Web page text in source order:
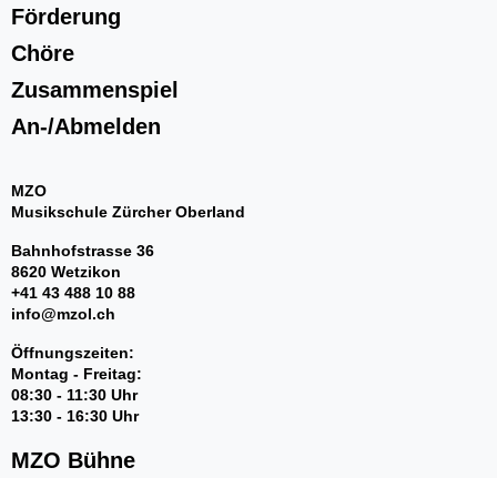
Orte
Mietinstrumente
Beratung
Schultarife
Ortsvertretungen
Info-Tag / Schnuppern
Mietinstrumente
Musikproduktion
Tandem
Förderung
Begabtenförderung
Musiktheorie - Musik verstehen und kreieren
Wettbewerbe
Musikphysiologie
Förderung
Chöre
Zusammenspiel
An-/Abmelden
MZO
Musikschule Zürcher Oberland
Bahnhofstrasse 36
8620 Wetzikon
+41 43 488 10 88
info@mzol.ch
Öffnungszeiten:
Montag - Freitag:
08:30 - 11:30 Uhr
13:30 - 16:30 Uhr
MZO Bühne